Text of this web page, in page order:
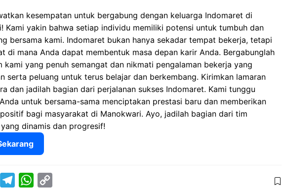
kesempatan untuk bergabung dengan keluarga Indomaret di
Kami yakin bahwa setiap individu memiliki potensi untuk tumbuh dan
bersama kami. Indomaret bukan hanya sekadar tempat bekerja, tetapi
di mana Anda dapat membentuk masa depan karir Anda. Bergabunglah
kami yang penuh semangat dan nikmati pengalaman bekerja yang
serta peluang untuk terus belajar dan berkembang. Kirimkan lamaran
dan jadilah bagian dari perjalanan sukses Indomaret. Kami tunggu
untuk bersama-sama menciptakan prestasi baru dan memberikan
bagi masyarakat di Manokwari. Ayo, jadilah bagian dari tim
dinamis dan progresif!
W